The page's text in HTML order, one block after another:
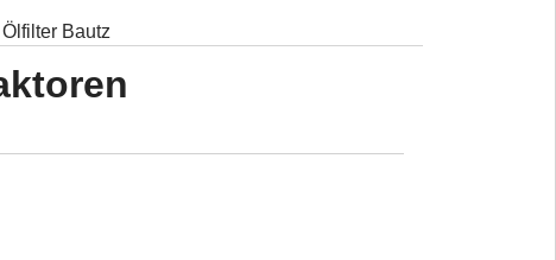
Ölfilter Bautz